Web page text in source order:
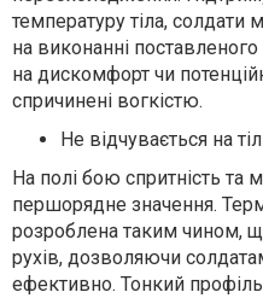
температуру тіла, солдати
на виконанні
на дискомфорт чи
спричинені вогкістю.
Не відчувається на
На полі бою спритність та
першорядне значення.
розроблена таким чином,
рухів, дозволяючи
ефективно. Тонкий